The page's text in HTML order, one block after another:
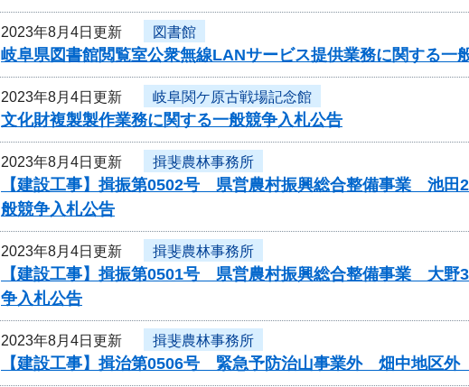
2023年8月4日更新 図書館
岐阜県図書館閲覧室公衆無線LANサービス提供業務に関する一
2023年8月4日更新 岐阜関ケ原古戦場記念館
文化財複製製作業務に関する一般競争入札公告
2023年8月4日更新 揖斐農林事務所
【建設工事】揖振第0502号 県営農村振興総合整備事業 池
般競争入札公告
2023年8月4日更新 揖斐農林事務所
【建設工事】揖振第0501号 県営農村振興総合整備事業 大
争入札公告
2023年8月4日更新 揖斐農林事務所
【建設工事】揖治第0506号 緊急予防治山事業外 畑中地区